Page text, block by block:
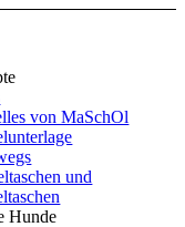
von MaSchOl
und
Hunde